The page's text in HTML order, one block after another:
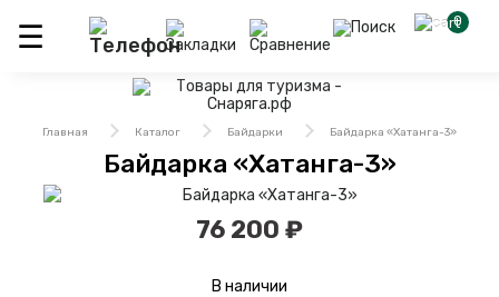
0
Главная Каталог Байдарки Байдарка «Хатанга-3»
Байдарка «Хатанга-3»
76 200 ₽
В наличии